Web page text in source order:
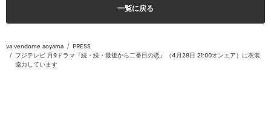
一覧に戻る
va vendome aoyama
PRESS
フジテレビ 月9ドラマ『続・続・最後から二番目の恋』（4月28日 21:00オンエア）に衣装
協力しています